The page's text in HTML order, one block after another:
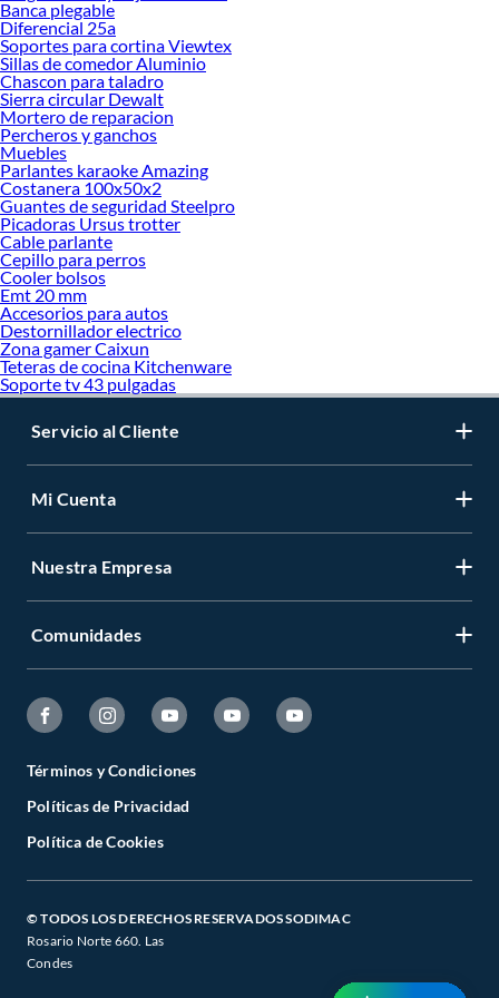
Banca plegable
Diferencial 25a
Soportes para cortina Viewtex
Sillas de comedor Aluminio
Chascon para taladro
Sierra circular Dewalt
Mortero de reparacion
Percheros y ganchos
Muebles
Parlantes karaoke Amazing
Costanera 100x50x2
Guantes de seguridad Steelpro
Picadoras Ursus trotter
Cable parlante
Cepillo para perros
Cooler bolsos
Emt 20 mm
Accesorios para autos
Destornillador electrico
Zona gamer Caixun
Teteras de cocina Kitchenware
Soporte tv 43 pulgadas
Servicio al Cliente
Mi Cuenta
Nuestra Empresa
Comunidades
Términos y Condiciones
Políticas de Privacidad
Política de Cookies
© TODOS LOS DERECHOS RESERVADOS SODIMAC
Rosario Norte 660. Las
Condes